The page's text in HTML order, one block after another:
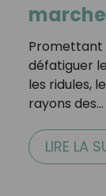
Promettant
défatiguer
les ridules,
rayons des…
LIRE LA